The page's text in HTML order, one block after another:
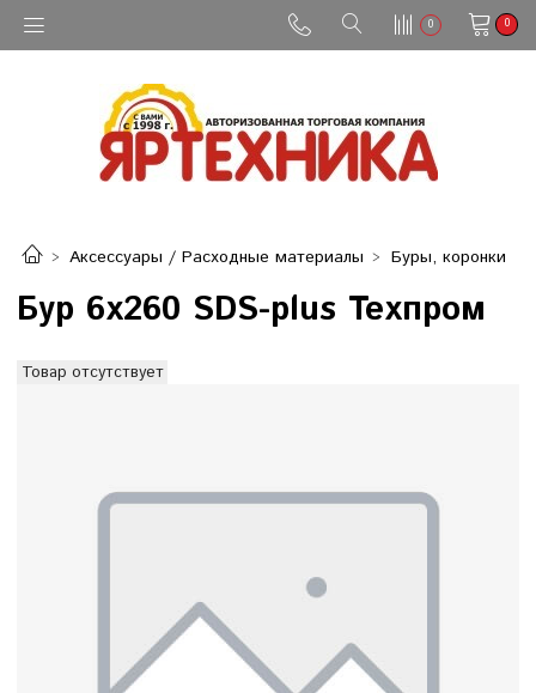
0 0
Аксессуары / Расходные материалы Буры, коронки
Бур 6х260 SDS-plus Техпром
Товар отсутствует